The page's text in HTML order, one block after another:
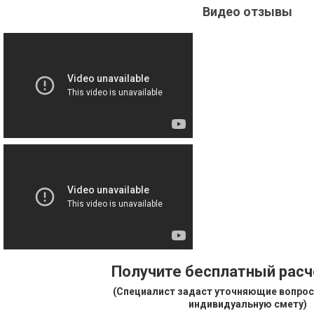
Видео отзывы
Получите бесплатный
(Специалист задаст уточняющие
индивидуальную смету)